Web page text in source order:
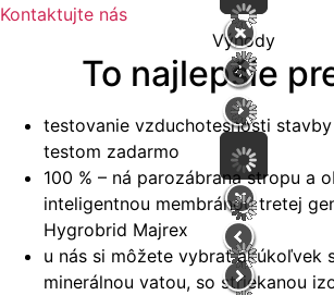
Kontaktujte nás
Výhody
To najlepšie
testovanie vzduchotesnosti
testom zadarmo
100 % – ná parozábrana stropu a
inteligentnou membránou tretej
Hygrobrid Majrex
u nás si môžete vybrať akúkoľvek
minerálnou vatou, so striekanou